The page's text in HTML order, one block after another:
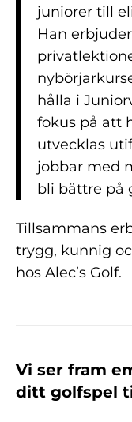
juniorer till
Han
hålla i
fokus på att
utvecklas
jobbar med
bli bättre på
Tillsammans
trygg, kunnig
hos Alec’s Golf.
Vi ser fram
ditt golfspel